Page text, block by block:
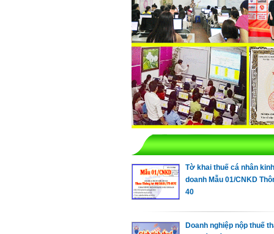
Tờ khai thuế cá nhân kinh
doanh Mẫu 01/CNKD
40
Doanh nghiệp nộp thuế